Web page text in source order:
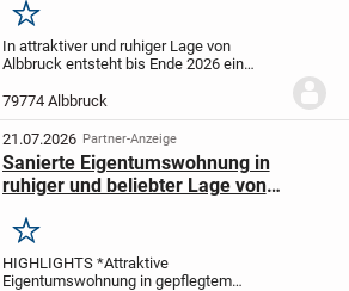
familienfreundlich
Merken
In attraktiver und ruhiger Lage von
Albbruck entsteht bis Ende 2026 ein
Hauensteiner Straße 52. Dieses moderne
Mehrfamilienhaus bietet insgesamt neun
hochwertig...
79774 Albbruck
21.07.2026 Partner-Anzeige
Sanierte Eigentumswohnung in
ruhiger und beliebter Lage von
Merken
HIGHLIGHTS *Attraktive
Eigentumswohnung in gepflegtem